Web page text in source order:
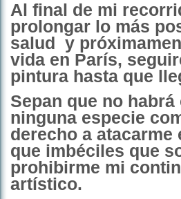
Al final de mi
prolongar lo más
salud
y
vida en París,
pintura hasta que
Sepan que no
ninguna especie
derecho a
que imbéciles que
prohibirme mi
artístico.